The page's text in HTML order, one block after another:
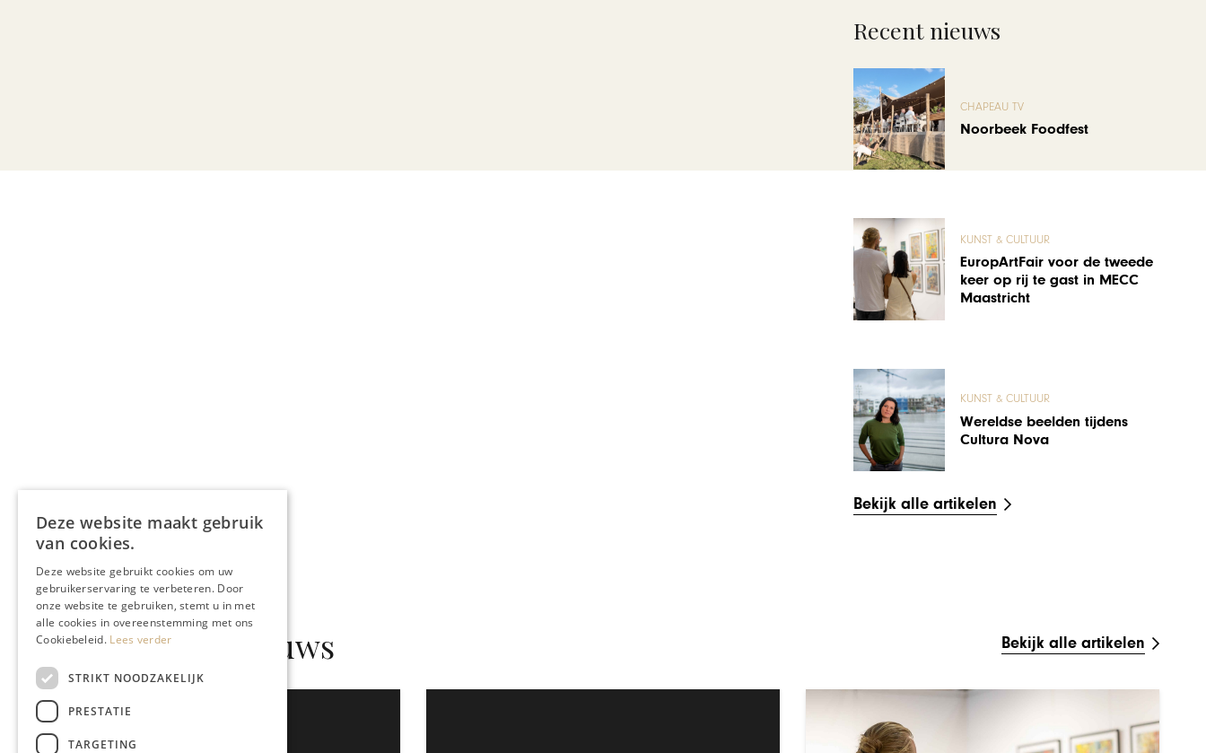
Recent nieuws
CHAPEAU TV
Noorbeek Foodfest
KUNST & CULTUUR
EuropArtFair voor de tweede
keer op rij te gast in MECC
Maastricht
KUNST & CULTUUR
Wereldse beelden tijdens
Cultura Nova
Bekijk alle artikelen
Gerelateerd nieuws Bekijk alle artikelen
Deze website maakt gebruik
van cookies.
Deze website gebruikt cookies om uw
gebruikerservaring te verbeteren. Door
onze website te gebruiken, stemt u in met
alle cookies in overeenstemming met ons
Cookiebeleid. Lees verder
STRIKT NOODZAKELIJK
PRESTATIE
TARGETING